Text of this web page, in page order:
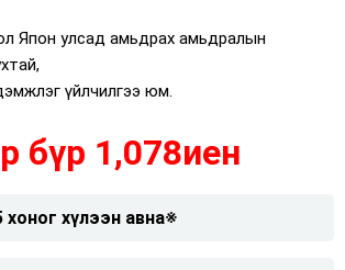
Япон улсад амьдрах амьдралын
үйлчилгээ юм.
бүр 1,078иен
хоног хүлээн авна※